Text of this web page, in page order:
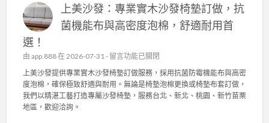
持
茶
日
常
管
理
，
專
業
實
沙
椅
墊
訂
上美沙發：專業實木沙發椅墊訂做，抗
菌機能布與高密度泡棉，舒適耐用首
選！
由 app.888在 2026-07-31 - 在
〈
上
美
沙
留言功能已關閉
上美沙發提供專業實木沙發椅墊訂做服務，採用抗菌防霉機能布與高密
度泡棉，確保極致舒適與耐用。無論是椅墊泡棉更換或椅墊布套訂做，
我們以精湛工藝打造專屬沙發椅墊，服務台北、新北、桃園、新竹苗栗
地區，歡迎洽詢。